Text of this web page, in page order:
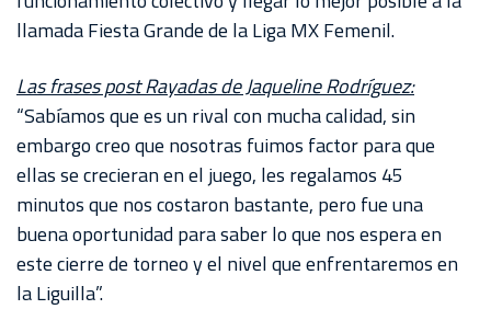
TOUR
ESTADIO
AKRON
llamada Fiesta Grande de la Liga MX Femenil.
Las frases post Rayadas de Jaqueline Rodríguez:
“Sabíamos que es un rival con mucha calidad, sin
embargo creo que nosotras fuimos factor para que
ellas se crecieran en el juego, les regalamos 45
minutos que nos costaron bastante, pero fue una
buena oportunidad para saber lo que nos espera en
este cierre de torneo y el nivel que enfrentaremos en
la Liguilla”.